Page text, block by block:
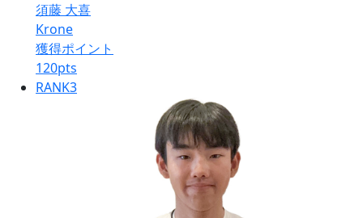
須藤 大喜
Krone
獲得ポイント
120pts
RANK3